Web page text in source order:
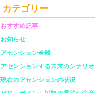
カテゴリー
おすすめ記事
お知らせ
アセンション全般
アセンションする未来のシナリオ
現在のアセンションの状況